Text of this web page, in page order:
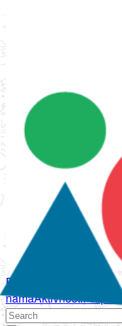
Početna
namaAktivnostiPropisi